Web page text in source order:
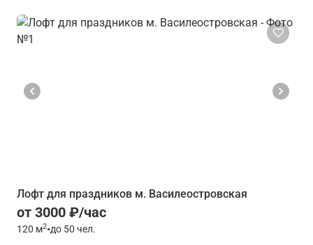
Лофт для праздников м. Василеостровская
от 3000 ₽/час
120 м2•до 50 чел.